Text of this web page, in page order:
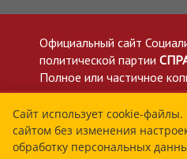
Официальный сайт
политической партии
Полное или частичное
приветствуется со
Политика в отношении
данных
Все материалы сайта
Сайт использует cookie-
сайтом без изменения
обработку персональных